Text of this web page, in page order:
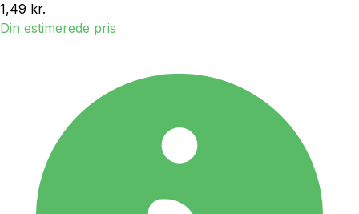
1,49 kr.
Din estimerede pris